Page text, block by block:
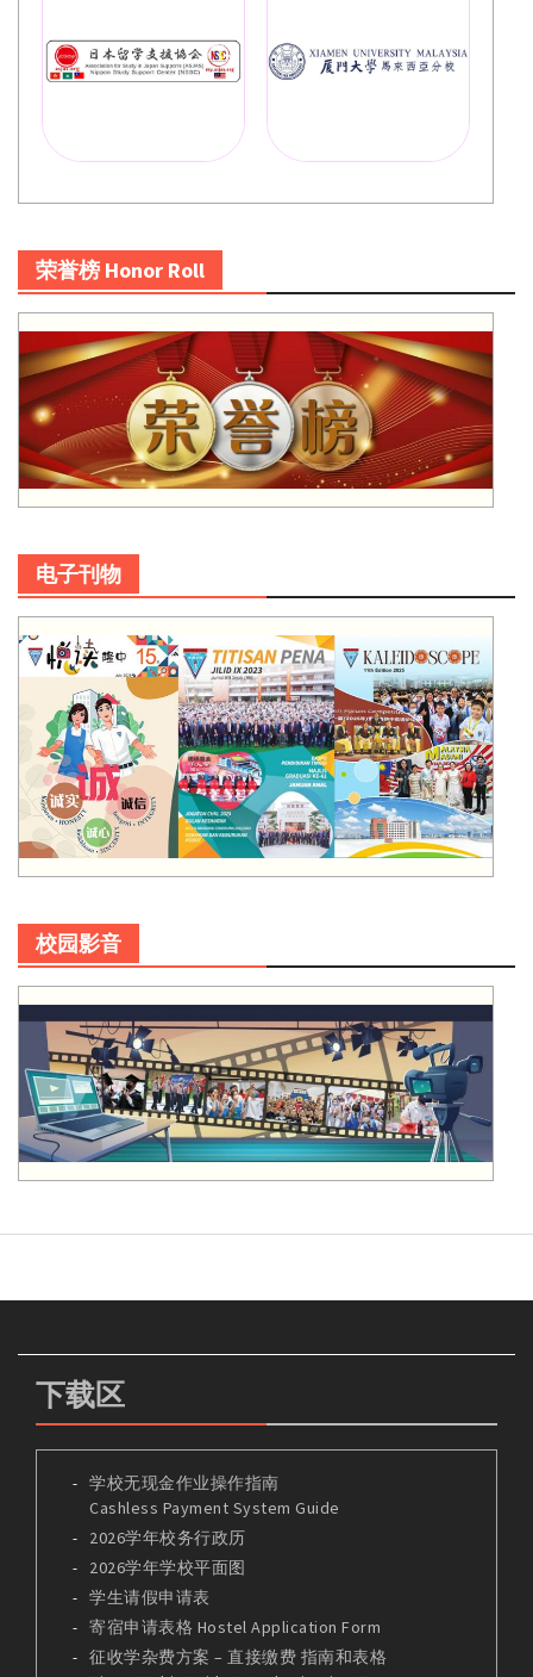
荣誉榜 Honor Roll
电子刊物
校园影音
下载区
学校无现金作业操作指南
Cashless Payment System Guide
2026学年校务行政历
2026学年学校平面图
学生请假申请表
寄宿申请表格 Hostel Application Form
征收学杂费方案 – 直接缴费 指南和表格